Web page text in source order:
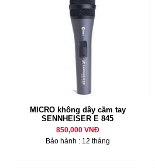
MICRO không dây cầm tay
SENNHEISER E 845
850,000 VNĐ
Bảo hành : 12 tháng